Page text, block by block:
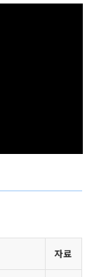
자료